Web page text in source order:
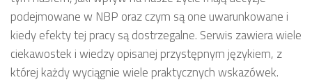
podejmowane w NBP oraz czym są one uwarunkowane i
kiedy efekty tej pracy są dostrzegalne. Serwis zawiera wiele
ciekawostek i wiedzy opisanej przystępnym językiem, z
której każdy wyciągnie wiele praktycznych wskazówek.